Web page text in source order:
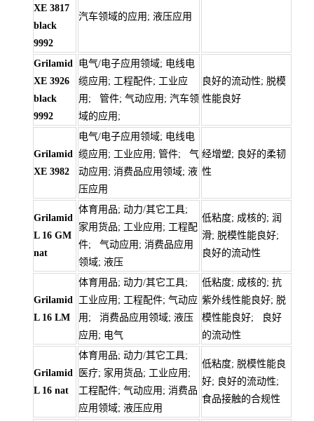
XE 3817
black
9992
汽车领域的应用; 液压应用
Grilamid
XE 3926
black
9992
电气/电子应用领域; 电线电
缆应用; 工程配件; 工业应
用; 管件; 气动应用; 汽车领
域的应用;
良好的流动性; 脱模
性能良好
Grilamid
XE 3982
电气/电子应用领域; 电线电
缆应用; 工业应用; 管件; 气
动应用; 消费品应用领域; 液
压应用
经增塑; 良好的柔韧
性
Grilamid
L 16 GM
nat
体育用品; 动力/其它工具;
家用货品; 工业应用; 工程配
件; 气动应用; 消费品应用
领域; 液压
低粘度; 成核的; 润
滑; 脱模性能良好;
良好的流动性
Grilamid
L 16 LM
体育用品; 动力/其它工具;
工业应用; 工程配件; 气动应
用; 消费品应用领域; 液压
应用; 电气
低粘度; 成核的; 抗
紫外线性能良好; 脱
模性能良好; 良好
的流动性
Grilamid
L 16 nat
体育用品; 动力/其它工具;
医疗; 家用货品; 工业应用;
工程配件; 气动应用; 消费品
应用领域; 液压应用
低粘度; 脱模性能良
好; 良好的流动性;
食品接触的合规性